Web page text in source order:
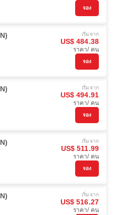
จอง
เริ่มจาก
US$ 484.38
ราคา/ คน
จอง
เริ่มจาก
US$ 494.91
ราคา/ คน
จอง
เริ่มจาก
US$ 511.99
ราคา/ คน
จอง
เริ่มจาก
US$ 516.27
ราคา/ คน